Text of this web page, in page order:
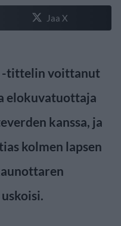
Jaa X
-tittelin voittanut
elokuvatuottaja
kanssa, ja
kolmen lapsen